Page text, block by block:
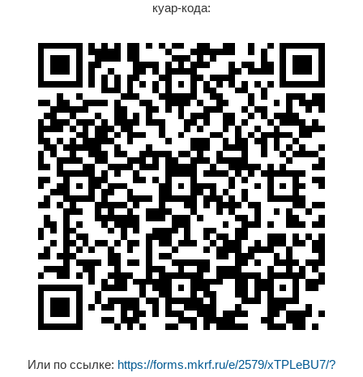
куар-кода:
Или по ссылке: https://forms.mkrf.ru/e/2579/xTPLeBU7/?